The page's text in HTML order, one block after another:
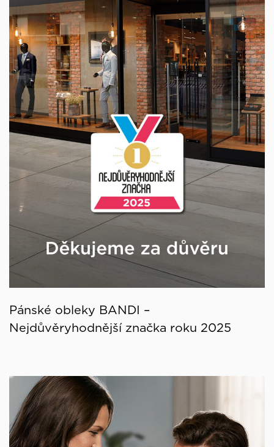
Pánské obleky BANDI –
Nejdůvěryhodnější značka roku 2025